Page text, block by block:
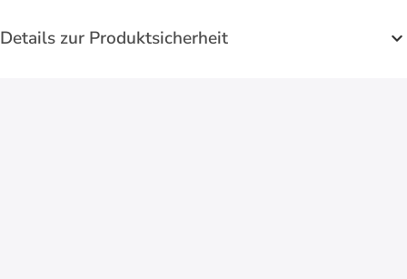
Details zur Produktsicherheit